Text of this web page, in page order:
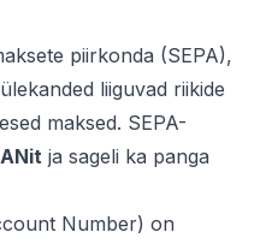
piirkonda (SEPA),
liiguvad riikide
maksed. SEPA-
ja sageli ka panga
Number) on